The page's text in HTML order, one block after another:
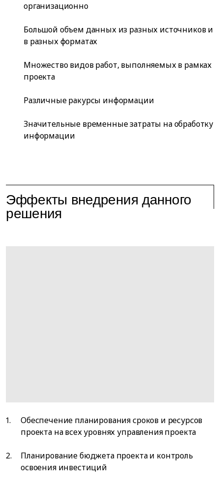
организационно
Большой объем данных из разных источников и
в разных форматах
Множество видов работ, выполняемых в рамках
проекта
Различные ракурсы информации
Значительные временные затраты на обработку
информации
Эффекты внедрения данного
решения
Обеспечение планирования сроков и ресурсов
проекта на всех уровнях управления проекта
Планирование бюджета проекта и контроль
освоения инвестиций